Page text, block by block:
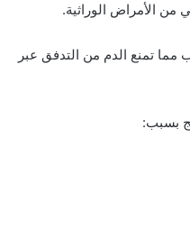
الأمراض الوراثية.
تمنع الدم من التدفق عبر
بسبب: